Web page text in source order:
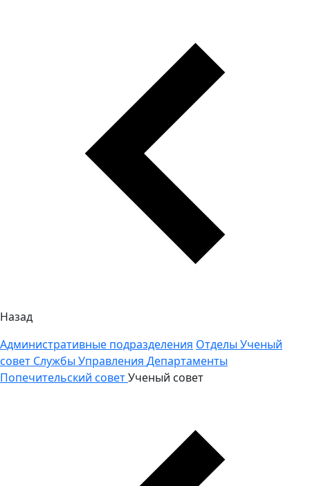
Назад
Административные подразделения Отделы Ученый
совет Службы Управления Департаменты
Попечительский советУченый совет